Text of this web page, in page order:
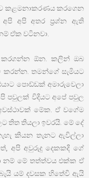
කළමනාකරණය කරගෙන
අපි අතර ප්‍රශ්න ඇති
ඒක වටිනවා.
කරගන්න ඕන. කලින් ඔබ
කරන්න. තමන්ගේ සැමියට
පොඩ්ඩක් අමාරුවෙලා
පවුලක් විදියට අපේ පවුල
මේක. ඒ වගේම
තියලා ඉවරයි. මේ දේ
කියන තැනට ඇවිල්ලා
අපි අවුරුදු දෙකකදි ගේ
නම් මේ තත්ත්වය එක්ක ඒ
යම් දවසක හිතේවි ඇයි